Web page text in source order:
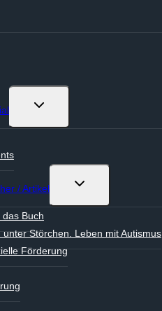
Untermenü
/ Artikel
Untermenü
das Buch
unter Störchen. Leben mit Autismus
Förderung